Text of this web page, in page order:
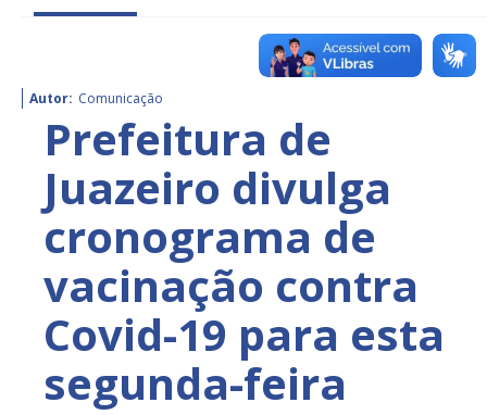
Autor: Comunicação
Prefeitura de
Juazeiro divulga
cronograma de
vacinação contra
Covid-19 para esta
segunda-feira